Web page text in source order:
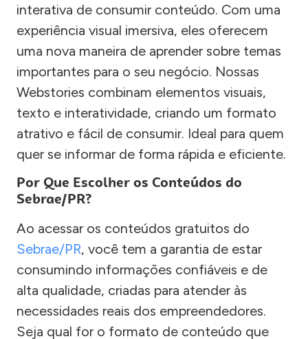
interativa de consumir conteúdo. Com uma
experiência visual imersiva, eles oferecem
uma nova maneira de aprender sobre temas
importantes para o seu negócio. Nossas
Webstories combinam elementos visuais,
texto e interatividade, criando um formato
atrativo e fácil de consumir. Ideal para quem
quer se informar de forma rápida e eficiente.
Por Que Escolher os Conteúdos do
Sebrae/PR?
Ao acessar os conteúdos gratuitos do
Sebrae/PR, você tem a garantia de estar
consumindo informações confiáveis e de
alta qualidade, criadas para atender às
necessidades reais dos empreendedores.
Seja qual for o formato de conteúdo que